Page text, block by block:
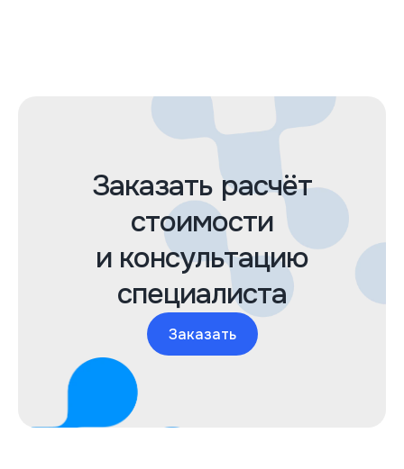
Заказать расчёт
стоимости
и консультацию
специалиста
Заказать